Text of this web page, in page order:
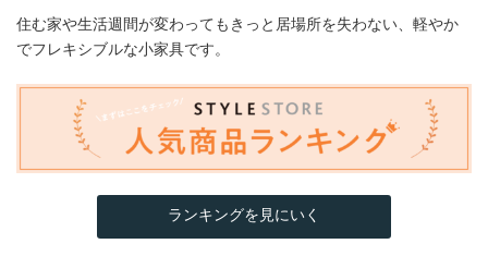
住む家や生活週間が変わってもきっと居場所を失わない、軽やか
でフレキシブルな小家具です。
ランキングを見にいく